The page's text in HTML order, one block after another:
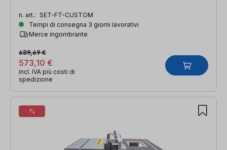
n. art.: SET-FT-CUSTOM
Tempi di consegna 3 giorni lavorativi
Merce ingombrante
573,10 €
689,69 €
incl. IVA più costi di
spedizione
%